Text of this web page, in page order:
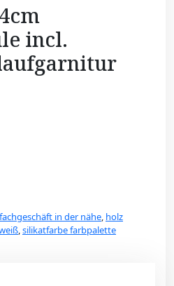
incl.
in der nähe, holz
,silikatfarbe farbpalette